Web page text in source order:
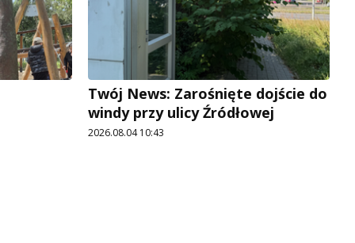
Twój News: Zarośnięte dojście do
windy przy ulicy Źródłowej
2026.08.04 10:43